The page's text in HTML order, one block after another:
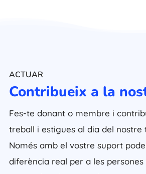
ACTUAR
Contribueix a la
Fes-te donant o membre i
treball i estigues al dia del nostre
Només amb el vostre suport
diferència real per a les persones